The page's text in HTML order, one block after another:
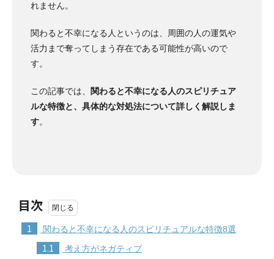
れません。
関わると不幸になる人というのは、周囲の人の運気や
活力まで奪ってしまう存在である可能性が高いので
す。
この記事では、
関わると不幸になる人のスピリチュア
ルな特徴と、具体的な対処法について詳しく解説しま
す。
目次
1 関わると不幸になる人のスピリチュアルな特徴8選
1.1 考え方がネガティブ